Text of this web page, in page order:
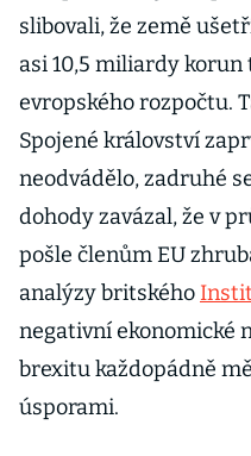
slibovali, že země
asi 10,5 miliardy
evropského rozpočtu.
Spojené království
neodvádělo, zadruhé
dohody zavázal, že v
pošle členům EU
analýzy britského
negativní ekonomické
brexitu každopádně
úsporami.